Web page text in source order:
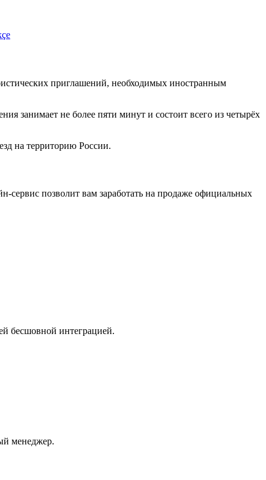
приглашений, необходимых иностранным
занимает не более пяти минут и состоит всего из четырёх
на территорию России.
сервис позволит вам заработать на продаже официальных
бесшовной интеграцией.
менеджер.